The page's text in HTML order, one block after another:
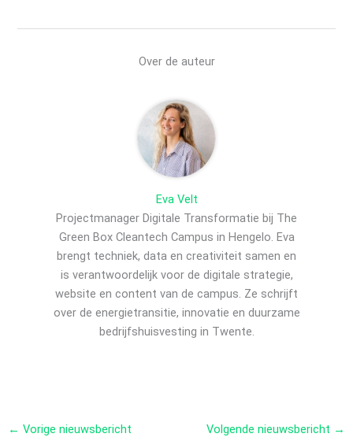
Over de auteur
Eva Velt
Projectmanager Digitale Transformatie bij The
Green Box Cleantech Campus in Hengelo. Eva
brengt techniek, data en creativiteit samen en
is verantwoordelijk voor de digitale strategie,
website en content van de campus. Ze schrijft
over de energietransitie, innovatie en duurzame
bedrijfshuisvesting in Twente.
← Vorige nieuwsbericht Volgende nieuwsbericht →